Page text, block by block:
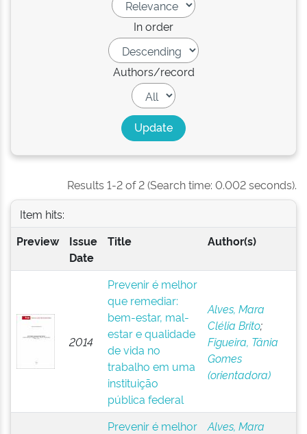
In order
Authors/record
Results 1-2 of 2 (Search time: 0.002 seconds).
Item hits:
Preview
Issue
Date
Title Author(s)
2014
Prevenir é melhor
que remediar:
bem-estar, mal-
estar e qualidade
de vida no
trabalho em uma
instituição
pública federal
Alves, Mara
Clélia Brito;
Figueira, Tânia
Gomes
(orientadora)
Prevenir é melhor
Alves, Mara